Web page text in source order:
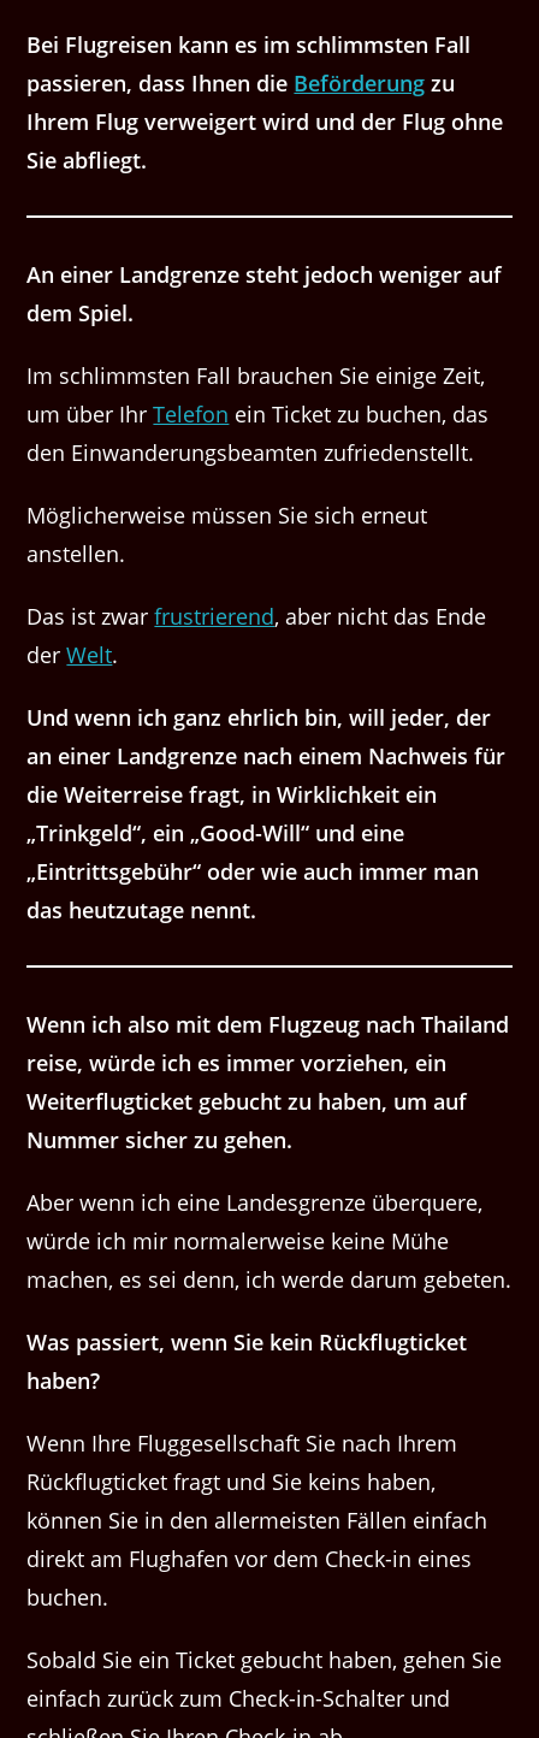
Bei Flugreisen kann es im schlimmsten Fall
passieren, dass Ihnen die Beförderung zu
Ihrem Flug verweigert wird und der Flug ohne
Sie abfliegt.
An einer Landgrenze steht jedoch weniger auf
dem Spiel.
Im schlimmsten Fall brauchen Sie einige Zeit,
um über IhrTelefon ein Ticket zu buchen, das
den Einwanderungsbeamten zufriedenstellt.
Möglicherweise müssen Sie sich erneut
anstellen.
Das ist zwarfrustrierend, aber nicht das Ende
derWelt.
Und wenn ich ganz ehrlich bin, will jeder, der
an einer Landgrenze nach einem Nachweis für
die Weiterreise fragt, in Wirklichkeit ein
„Trinkgeld“, ein „Good-Will“ und eine
„Eintrittsgebühr“ oder wie auch immer man
das heutzutage nennt.
Wenn ich also mit dem Flugzeug nach Thailand
reise, würde ich es immer vorziehen, ein
Weiterflugticket gebucht zu haben, um auf
Nummer sicher zu gehen.
Aber wenn ich eine Landesgrenze überquere,
würde ich mir normalerweise keine Mühe
machen, es sei denn, ich werde darum gebeten.
Was passiert, wenn Sie kein Rückflugticket
haben?
Wenn Ihre Fluggesellschaft Sie nach Ihrem
Rückflugticket fragt und Sie keins haben,
können Sie in den allermeisten Fällen einfach
direkt am Flughafen vor dem Check-in eines
buchen.
Sobald Sie ein Ticket gebucht haben, gehen Sie
einfach zurück zum Check-in-Schalter und